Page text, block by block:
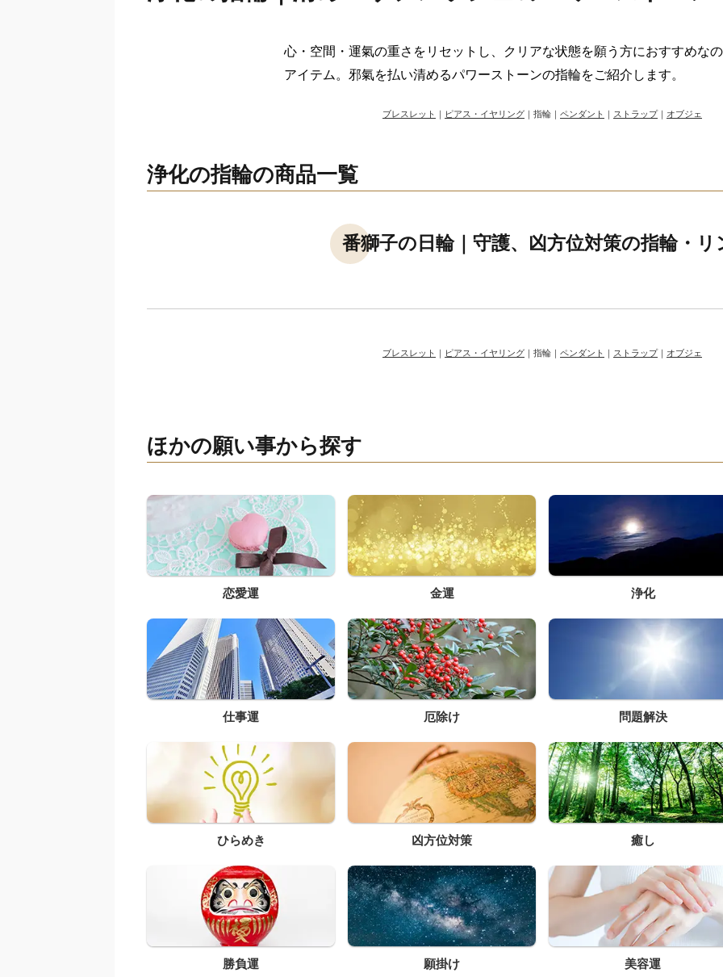
心・空間・運氣の重さをリセットし、クリアな状態を願う方におすすめな
アイテム。邪氣を払い清めるパワーストーンの指輪をご紹介します。
ブレスレット ｜ ピアス・イヤリング ｜指輪｜ ペンダント ｜ ストラップ｜ オブジェ
浄化の指輪の商品一覧
番獅子の日輪｜守護、凶方位対策の指輪・リ
ブレスレット ｜ ピアス・イヤリング ｜指輪｜ ペンダント ｜ ストラップ｜ オブジェ
ほかの願い事から探す
恋愛運 金運 浄化
仕事運 厄除け 問題解決
ひらめき 凶方位対策 癒し
勝負運 願掛け 美容運